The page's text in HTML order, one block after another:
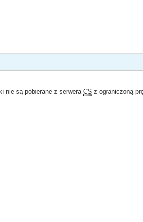
nie są pobierane z serweraCS z ograniczoną